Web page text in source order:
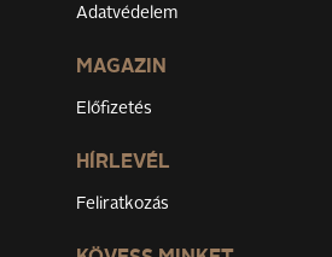
Adatvédelem
MAGAZIN
Előfizetés
HÍRLEVÉL
Feliratkozás